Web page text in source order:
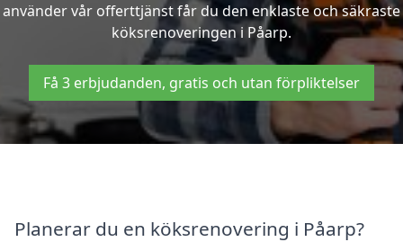
använder vår offerttjänst får du den enklaste och säkraste
köksrenoveringen i Påarp.
Få 3 erbjudanden, gratis och utan förpliktelser
Planerar du en köksrenovering i Påarp?